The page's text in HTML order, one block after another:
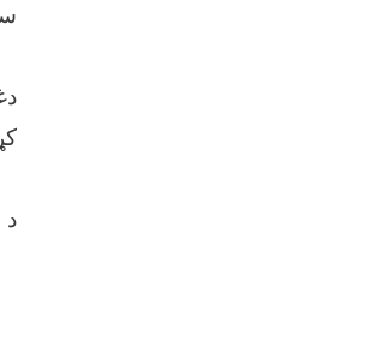
د